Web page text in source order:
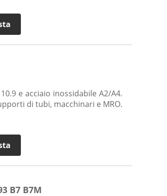
e acciaio inossidabile A2/A4.
di tubi, macchinari e MRO.
B7 B7M